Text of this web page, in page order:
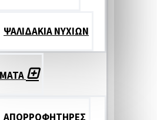
ΨΑΛΙΔΑΚΙΑ ΝΥΧΙΩΝ
ΑΠΟΡΡΟΦΗΤΗΡΕΣ